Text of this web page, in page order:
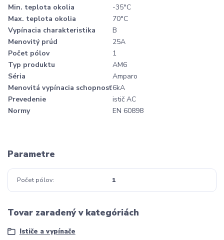
Min. teplota okolia
-35°C
Max. teplota okolia
70°C
Vypínacia charakteristika
B
Menovitý prúd
25A
Počet pólov
1
Typ produktu
AM6
Séria
Amparo
Menovitá vypínacia schopnosť6kA
Prevedenie
istič AC
Normy
EN 60898
Parametre
Počet pólov 1
Tovar zaradený v kategóriách
Ističe a vypínače